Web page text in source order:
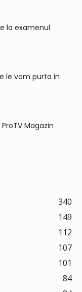
la examenul
le vom purta in
Magazin
340
149
112
107
101
84